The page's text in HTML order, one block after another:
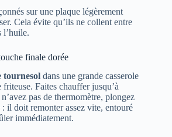
sur une plaque légèrement
Cela évite qu’ils ne collent entre
l’huile.
finale dorée
tournesol dans une grande casserole
Faites chauffer jusqu’à
pas de thermomètre, plongez
il doit remonter assez vite, entouré
immédiatement.